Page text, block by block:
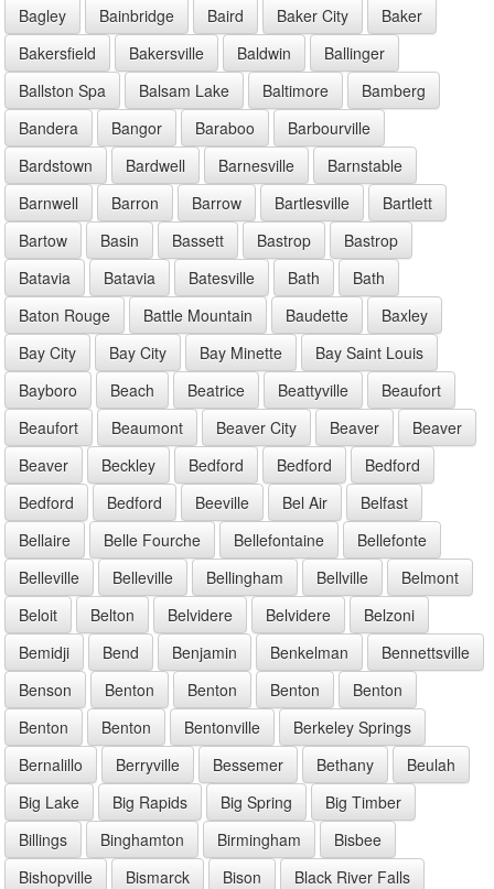
Bagley
Bainbridge Baird Baker City
Baker
Bakersfield
Bakersville Baldwin
Ballinger
Ballston Spa
Balsam Lake Baltimore
Bamberg
Bandera
Bangor Baraboo
Barbourville
Bardstown
Bardwell Barnesville
Barnstable
Barnwell
Barron Barrow Bartlesville
Bartlett
Bartow
Basin Bassett Bastrop
Bastrop
Batavia
Batavia Batesville Bath
Bath
Baton Rouge
Battle Mountain Baudette
Baxley
Bay City
Bay City Bay Minette
Bay Saint Louis
Bayboro
Beach Beatrice Beattyville
Beaufort
Beaufort
Beaumont Beaver City Beaver
Beaver
Beaver
Beckley Bedford Bedford
Bedford
Bedford
Bedford Beeville Bel Air
Belfast
Bellaire
Belle Fourche Bellefontaine
Bellefonte
Belleville
Belleville Bellingham Bellville
Belmont
Beloit
Belton Belvidere Belvidere
Belzoni
Bemidji
Bend Benjamin Benkelman
Bennettsville
Benson
Benton Benton Benton
Benton
Benton
Benton Bentonville
Berkeley Springs
Bernalillo
Berryville Bessemer Bethany
Beulah
Big Lake
Big Rapids Big Spring
Big Timber
Billings
Binghamton Birmingham
Bisbee
Bishopville
Bismarck Bison
Black River Falls